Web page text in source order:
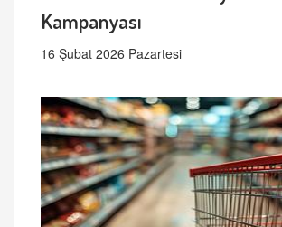
Kampanyası
16 Şubat 2026 Pazartesi